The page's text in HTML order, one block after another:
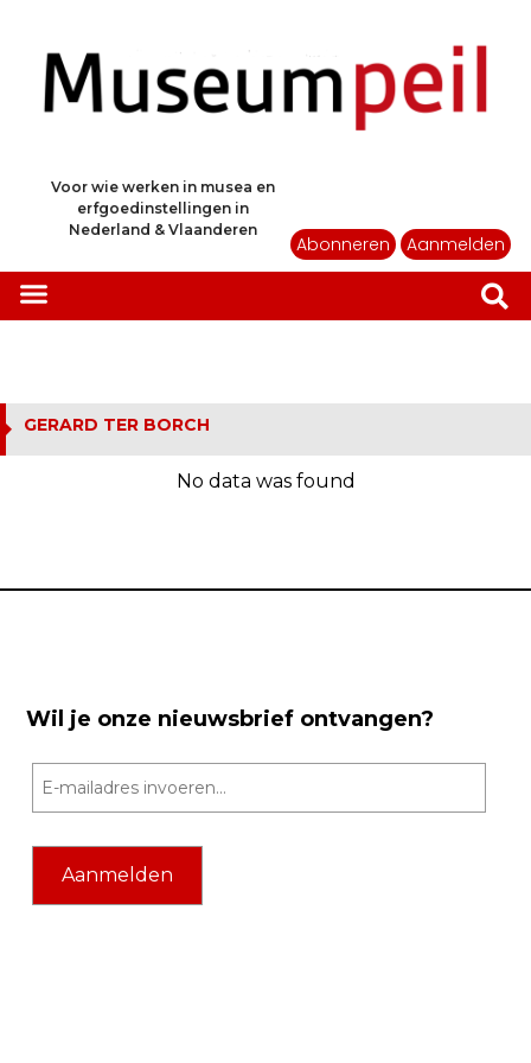
Voor wie werken in musea en
erfgoedinstellingen in
Nederland & Vlaanderen
Abonneren Aanmelden
GERARD TER BORCH
No data was found
Wil je onze nieuwsbrief ontvangen?